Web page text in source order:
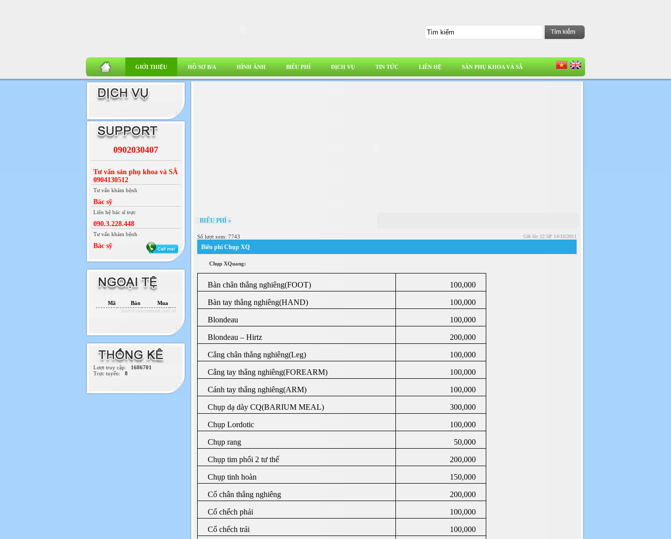
GIỚI THIỆU HỒ SƠ B/A HÌNH ẢNH BIỂU PHÍ DỊCH VỤ TIN TỨC LIÊN HỆ SẢN PHỤ KHOA VÀ SÂ
0902030407
Tư vấn sản phụ khoa và SÂ
0904130512
Tư vấn khám bệnh
Bác sỹ
Liên hệ bác sĩ trực
090.3.228.448
Tư vấn khám bệnh
Bác sỹ
Mã Bán Mua
Source vietcombank.com.vn
Lượt truy cập: 1686701
Trực tuyến: 8
BIỂU PHÍ »
Số lượt xem: 7743 Gửi lúc 22:58' 14/10/2011
Biểu phí Chụp XQ
Chụp XQuang:
Bàn chân thẳng nghiêng(FOOT) 100,000
Bàn tay thẳng nghiêng(HAND) 100,000
Blondeau 100,000
Blondeau – Hirtz 200,000
Cẳng chân thẳng nghiêng(Leg) 100,000
Cẳng tay thẳng nghiêng(FOREARM) 100,000
Cánh tay thẳng nghiêng(ARM) 100,000
Chụp dạ dày CQ(BARIUM MEAL) 300,000
Chụp Lordotic 100,000
Chụp rang 50,000
Chụp tim phổi 2 tư thế 200,000
Chụp tinh hoàn 150,000
Cổ chân thẳng nghiêng 200,000
Cổ chếch phải 100,000
Cổ chếch trái 100,000